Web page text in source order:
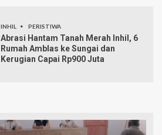
INHIL PERISTIWA
Abrasi Hantam Tanah Merah Inhil, 6
Rumah Amblas ke Sungai dan
Kerugian Capai Rp900 Juta